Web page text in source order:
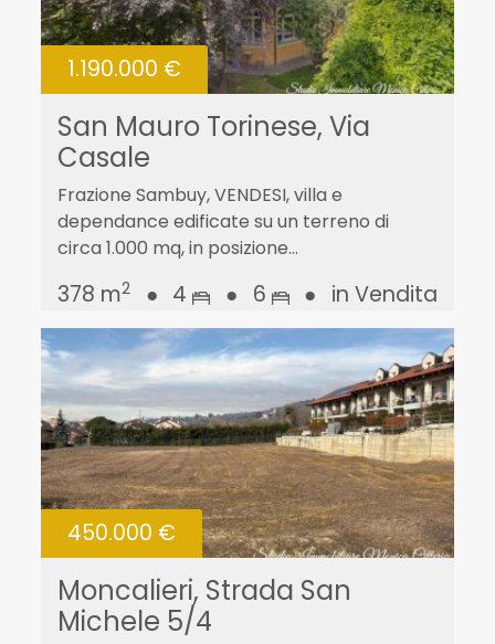
1.190.000 €
San Mauro Torinese, Via
Casale
Frazione Sambuy, VENDESI, villa e
dependance edificate su un terreno di
circa 1.000 mq, in posizione...
378 m2 ● 4 ● 6 ● in Vendita
450.000 €
Moncalieri, Strada San
Michele 5/4